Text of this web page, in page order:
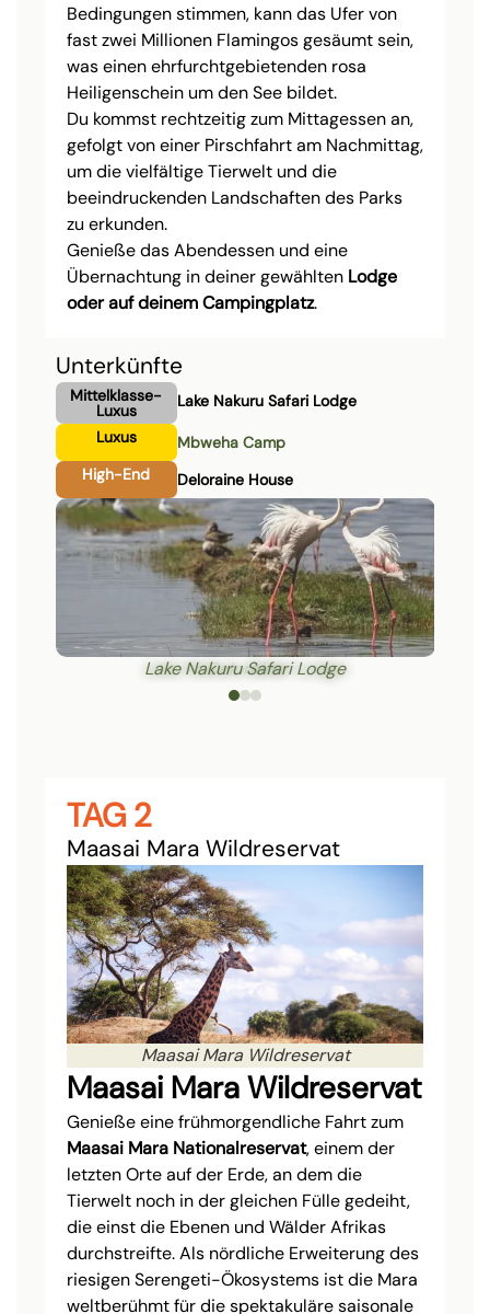
Bedingungen stimmen, kann das Ufer von
fast zwei Millionen Flamingos gesäumt sein,
was einen ehrfurchtgebietenden rosa
Heiligenschein um den See bildet.
Du kommst rechtzeitig zum Mittagessen an,
gefolgt von einer Pirschfahrt am Nachmittag,
um die vielfältige Tierwelt und die
beeindruckenden Landschaften des Parks
zu erkunden.
Genieße das Abendessen und eine
Übernachtung in deiner gewählten Lodge
oder auf deinem Campingplatz.
Unterkünfte
Mittelklasse-
Luxus
Lake Nakuru Safari Lodge
Luxus
Mbweha Camp
High-End
Deloraine House
Lake Nakuru Safari Lodge
TAG 2
Maasai Mara Wildreservat
Maasai Mara Wildreservat
Maasai Mara Wildreservat
Genieße eine frühmorgendliche Fahrt zum
Maasai Mara Nationalreservat, einem der
letzten Orte auf der Erde, an dem die
Tierwelt noch in der gleichen Fülle gedeiht,
die einst die Ebenen und Wälder Afrikas
durchstreifte. Als nördliche Erweiterung des
riesigen Serengeti-Ökosystems ist die Mara
weltberühmt für die spektakuläre saisonale